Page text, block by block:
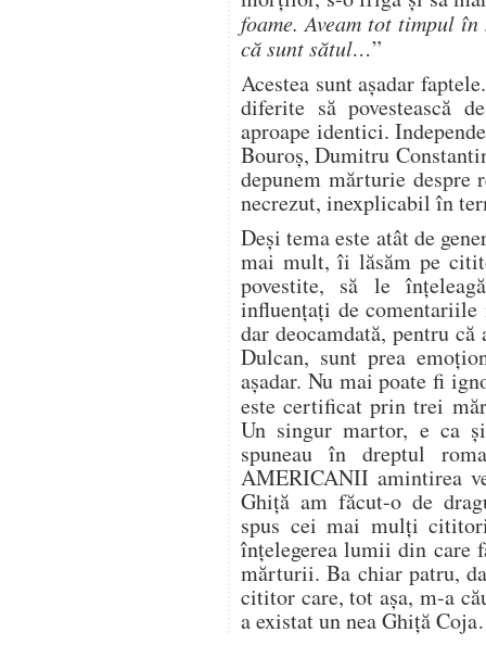
foame. Aveam tot timpul
că sunt sătul…”
Acestea sunt așadar
diferite să povestească
aproape identici.
Bouroș, Dumitru
depunem mărturie despre
necrezut, inexplicabil în
Deși tema este atât de
mai mult, îi lăsăm pe
povestite, să le
influențați de comentariile
dar deocamdată, pentru
Dulcan, sunt prea
așadar. Nu mai poate fi
este certificat prin trei
Un singur martor, e ca
spuneau în dreptul
AMERICANII amintirea
Ghiță am făcut-o de
spus cei mai mulți
înțelegerea lumii din care
mărturii. Ba chiar patru,
cititor care, tot așa, m-a
a existat un nea Ghiță